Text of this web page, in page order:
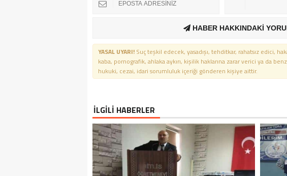
HABER HAKKINDAKİ
YASAL UYARI! Suç teşkil edecek, yasadışı, tehditkar, rahatsız edici,
kaba, pornografik, ahlaka aykırı, kişilik haklarına zarar verici ya da
hukuki, cezai, idari sorumluluk içeriği gönderen kişiye aittir.
İLGİLİ HABERLER